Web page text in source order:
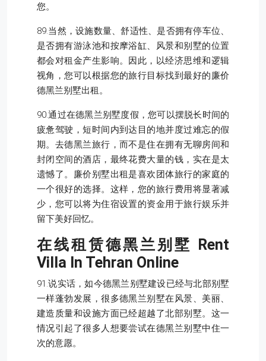
您。
89.当然，设施数量、舒适性、是否拥有停车位、
是否拥有游泳池和按摩浴缸、风景和别墅的位置
都会对租金产生影响。因此，以经济思维和逻辑
视角，您可以根据您的旅行目标找到最好的廉价
德黑兰别墅出租。
90.通过在德黑兰别墅度假，您可以摆脱长时间的
疲惫驾驶，短时间内到达目的地并度过难忘的假
期。去德黑兰旅行，而不是住在拥有无聊房间和
封闭空间的酒店，最终花费大量的钱，实在是太
遗憾了。廉价别墅出租是喜欢团体旅行的家庭的
一个很好的选择。这样，您的旅行费用将显著减
少，您可以将为住宿设置的资金用于旅行娱乐并
留下美好回忆。
在线租赁德黑兰别墅 Rent
Villa In Tehran Online
91.说实话，如今德黑兰别墅建设已经与北部别墅
一样蓬勃发展，很多德黑兰别墅在风景、美丽、
建造质量和设施方面已经超越了北部别墅。这一
情况引起了很多人想要尝试在德黑兰别墅中住一
次的意愿。